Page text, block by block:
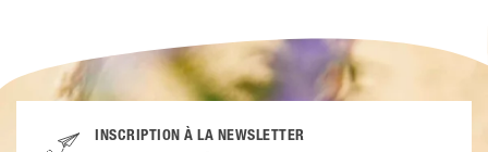
INSCRIPTION À LA NEWSLETTER